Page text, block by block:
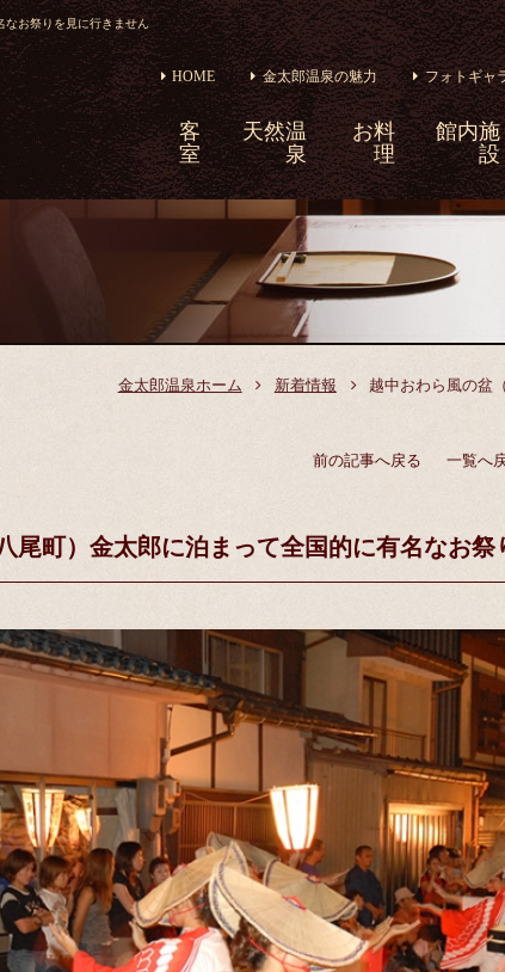
なお祭りを見に行きません
HOME 金太郎温泉の魅力 フォトギャ
客
室
天然温
泉
お料
理
館内施
設
金太郎温泉ホーム 新着情報 越中おわら風の盆
前の記事へ戻る 一覧へ
尾町）金太郎に泊まって全国的に有名なお祭